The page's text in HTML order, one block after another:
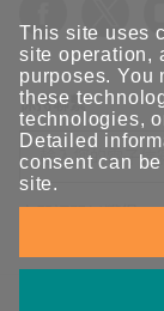
保持聯繫
立即訂閱以獲得
隱私權，我們絕不
This site uses
site operation,
purposes. You
these
technologies,
Detailed
consent can
site.